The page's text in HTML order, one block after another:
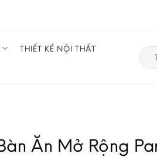
THIẾT KẾ NỘI THẤT
for:
Ăn Mở Rộng